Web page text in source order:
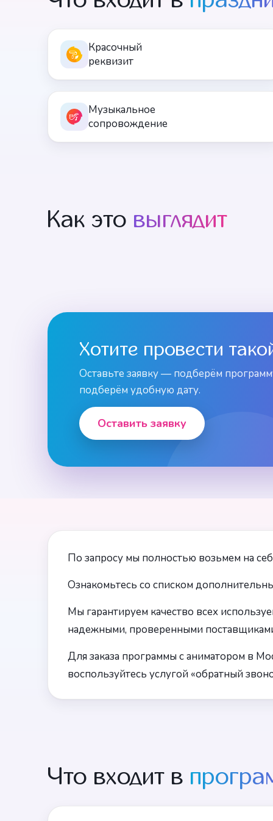
Красочный
реквизит
Музыкальное
сопровождение
Как это выглядит
Хотите провести
Оставьте заявку — подберём
подберём удобную дату.
Оставить заявку
По запросу мы полностью возьмем на
Ознакомьтесь со списком
Мы гарантируем качество всех
надежными, проверенными
Для заказа программы с аниматором в
воспользуйтесь услугой «обратный
Что входит в